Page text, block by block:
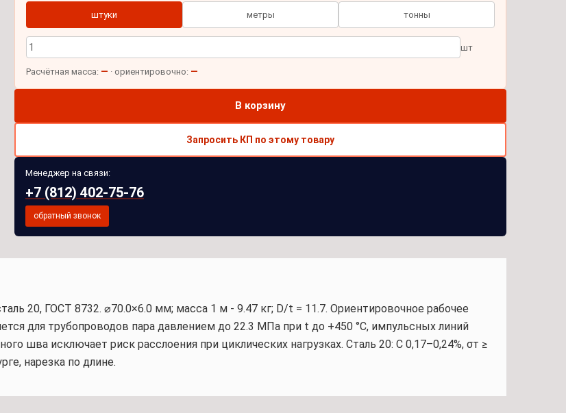
штуки метры тонны
шт
Расчётная масса: — · ориентировочно: —
В корзину
Запросить КП по этому товару
Менеджер на связи:
+7 (812) 402-75-76
обратный звонок
20, ГОСТ 8732. ⌀70.0×6.0 мм; масса 1 м - 9.47 кг; D/t = 11.7. Ориентировочное рабочее
для трубопроводов пара давлением до 22.3 МПа при t до +450 °С, импульсных линий
шва исключает риск расслоения при циклических нагрузках. Сталь 20: C 0,17–0,24%, σт ≥
нарезка по длине.